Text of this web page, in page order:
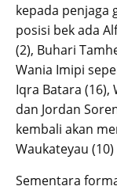
kepada penjaga
posisi bek ada
(2), Buhari
Wania Imipi
Iqra Batara (16),
dan Jordan
kembali akan
Waukateyau
Sementara